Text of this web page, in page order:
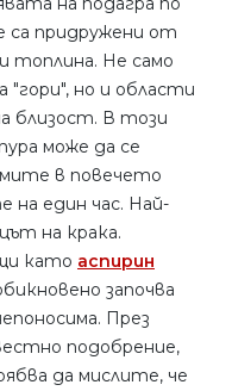
са придружени от
топлина. Не само
но и области
близост. В този
може да се
в повечето
на един час. Най-
на крака.
като аспирин
започва
През
подобрение,
да мислите, че